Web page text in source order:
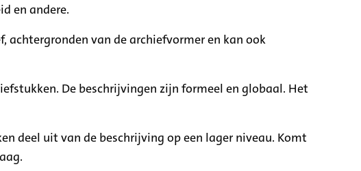
en andere.
van de archiefvormer en kan ook
De beschrijvingen zijn formeel en globaal. Het
deel uit van de beschrijving op een lager niveau. Komt